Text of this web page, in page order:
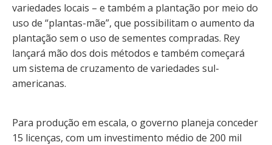
variedades locais – e também a plantação por meio do
uso de “plantas-mãe”, que possibilitam o aumento da
plantação sem o uso de sementes compradas. Rey
lançará mão dos dois métodos e também começará
um sistema de cruzamento de variedades sul-
americanas.
Para produção em escala, o governo planeja conceder
15 licenças, com um investimento médio de 200 mil